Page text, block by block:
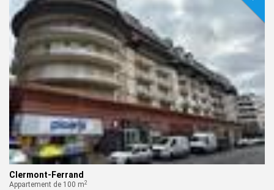
Clermont-Ferrand
Appartement de 100 m2